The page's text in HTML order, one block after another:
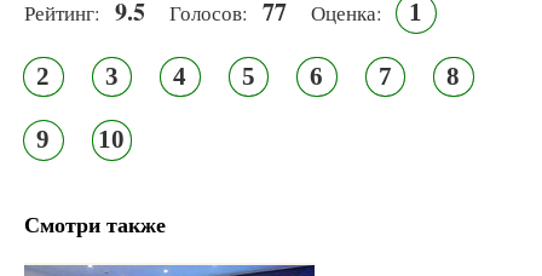
Рейтинг: 9.5 Голосов: 77 Оценка: 1
2 3 4 5 6 7 8
9 10
Смотри также